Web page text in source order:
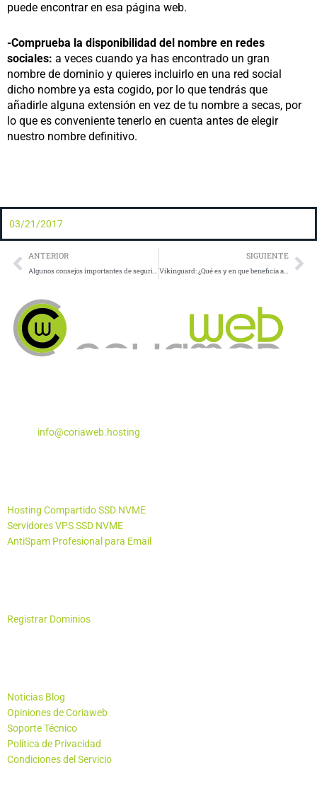
puede encontrar en esa página web.
-Comprueba la disponibilidad del nombre en redes
sociales: a veces cuando ya has encontrado un gran
nombre de dominio y quieres incluirlo en una red social
dicho nombre ya esta cogido, por lo que tendrás que
añadirle alguna extensión en vez de tu nombre a secas, por
lo que es conveniente tenerlo en cuenta antes de elegir
nuestro nombre definitivo.
03/21/2017
Prev
ANTERIOR
Algunos consejos importantes de seguridad para Apache
SIGUIENTE
Vikinguard: ¿Qué es y en que beneficia a mi tienda Prestashop?
info@coriaweb.hosting
Hosting Compartido SSD NVME
Servidores VPS SSD NVME
AntiSpam Profesional para Email
Registrar Dominios
Noticias Blog
Opiniones de Coriaweb
Soporte Técnico
Política de Privacidad
Condiciones del Servicio